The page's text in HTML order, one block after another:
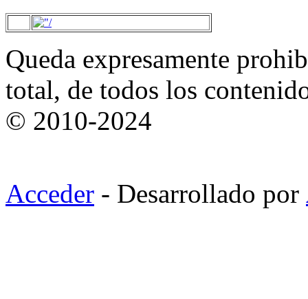
Queda expresamente
total, de todos los
© 2010-2024
Acceder - Desarrollado por